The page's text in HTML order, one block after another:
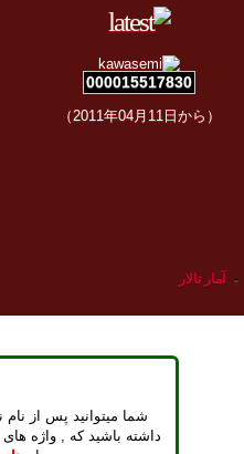
شما میتوانید پس از نام
داشته باشید که , واژه
000015517830
（2011年04月11日から）
- آمار تالار